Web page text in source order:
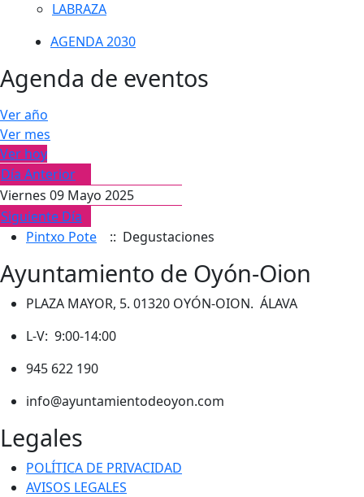
LABRAZA
AGENDA 2030
Agenda de eventos
Ver año
Ver mes
Ver hoy
Día Anterior
Viernes 09 Mayo 2025
Siguiente Día
Pintxo Pote
:: Degustaciones
Ayuntamiento de Oyón-Oion
PLAZA MAYOR, 5. 01320 OYÓN-OION. ÁLAVA
L-V: 9:00-14:00
945 622 190
info@ayuntamientodeoyon.com
Legales
POLÍTICA DE PRIVACIDAD
AVISOS LEGALES